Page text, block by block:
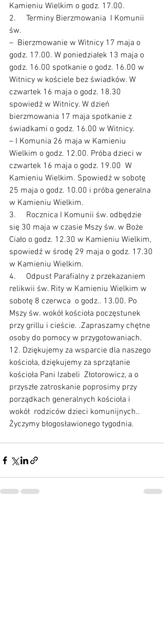
Kamieniu Wielkim o godz. 17.00.
2.     Terminy Bierzmowania  I Komunii
św.
–  Bierzmowanie w Witnicy 17 maja o
godz. 17.00. W poniedziałek 13 maja o
godz. 16.00 spotkanie o godz. 16.00 w
Witnicy w kościele bez świadków. W
czwartek 16 maja o godz. 18.30
spowiedź w Witnicy. W dzień
bierzmowania 17 maja spotkanie z
świadkami o godz. 16.00 w Witnicy.
– I Komunia 26 maja w Kamieniu
Wielkim o godz. 12.00. Próba dzieci w
czwartek 16 maja o godz. 19.00  W
Kamieniu Wielkim. Spowiedź w sobotę
25 maja o godz. 10.00 i próba generalna
w Kamieniu Wielkim.
3.     Rocznica I Komunii św. odbędzie
się 30 maja w czasie Mszy św. w Boże
Ciało o godz. 12.30 w Kamieniu Wielkim,
spowiedź w środę 29 maja o godz. 17.30
w Kamieniu Wielkim.
4.     Odpust Parafialny z przekazaniem
relikwii św. Rity w Kamieniu Wielkim w
sobotę 8 czerwca  o godz.. 13.00. Po
Mszy św. wokół kościoła poczęstunek
przy grillu i cieście. .Zapraszamy chętne
osoby do pomocy w przygotowaniach.
12. Dziękujemy za wsparcie dla naszego
kościoła, dziękujemy za sprzątanie
kościoła Pani Izabeli  Złotorowicz, a o
przyszłe zatroskanie poprosimy przy
porządkach generalnych kościoła i
wokół  rodziców dzieci komunijnych..
Życzymy błogosławionego tygodnia.